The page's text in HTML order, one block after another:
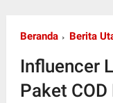
Beranda Berita
Influencer
Paket